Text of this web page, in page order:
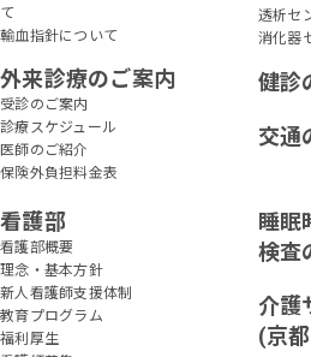
て
輸血指針について
外来診療のご案内
受診のご案内
診療スケジュール
医師のご紹介
保険外負担料金表
透析セ
消化器
健診
交通
看護部
看護部概要
理念・基本方針
新人看護師支援体制
教育プログラム
福利厚生
睡眠
検査
介護
(京